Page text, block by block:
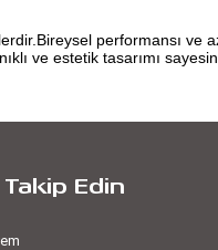
performansı ve
ve estetik tasarımı
Takip Edin